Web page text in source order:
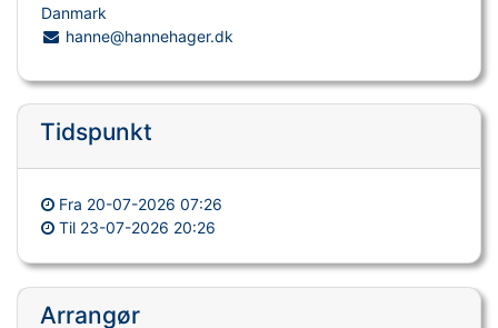
Danmark
hanne@hannehager.dk
Tidspunkt
Fra 20-07-2026 07:26
Til 23-07-2026 20:26
Arrangør